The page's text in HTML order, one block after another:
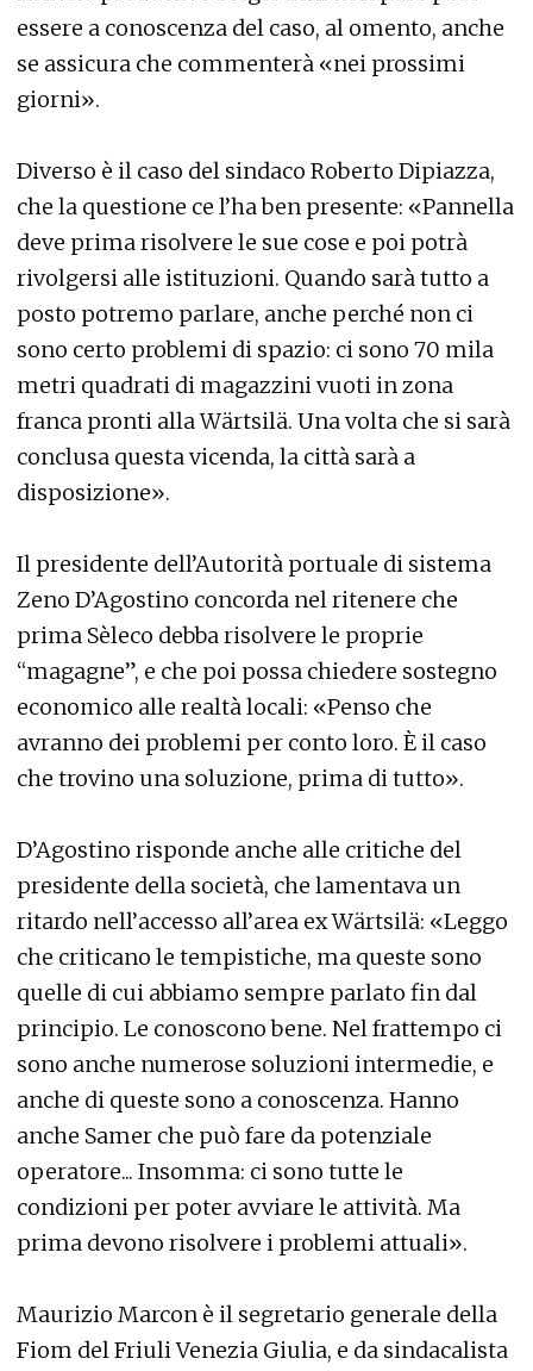
essere a conoscenza del caso, al omento, anche
se assicura che commenterà «nei prossimi
giorni».
Diverso è il caso del sindaco Roberto Dipiazza,
che la questione ce l’ha ben presente: «Pannella
deve prima risolvere le sue cose e poi potrà
rivolgersi alle istituzioni. Quando sarà tutto a
posto potremo parlare, anche perché non ci
sono certo problemi di spazio: ci sono 70 mila
metri quadrati di magazzini vuoti in zona
franca pronti alla Wärtsilä. Una volta che si sarà
conclusa questa vicenda, la città sarà a
disposizione».
Il presidente dell’Autorità portuale di sistema
Zeno D’Agostino concorda nel ritenere che
prima Sèleco debba risolvere le proprie
“magagne”, e che poi possa chiedere sostegno
economico alle realtà locali: «Penso che
avranno dei problemi per conto loro. È il caso
che trovino una soluzione, prima di tutto».
D’Agostino risponde anche alle critiche del
presidente della società, che lamentava un
ritardo nell’accesso all’area ex Wärtsilä: «Leggo
che criticano le tempistiche, ma queste sono
quelle di cui abbiamo sempre parlato fin dal
principio. Le conoscono bene. Nel frattempo ci
sono anche numerose soluzioni intermedie, e
anche di queste sono a conoscenza. Hanno
anche Samer che può fare da potenziale
operatore... Insomma: ci sono tutte le
condizioni per poter avviare le attività. Ma
prima devono risolvere i problemi attuali».
Maurizio Marcon è il segretario generale della
Fiom del Friuli Venezia Giulia, e da sindacalista